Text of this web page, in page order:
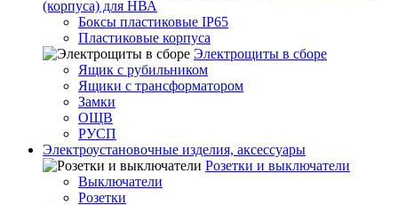
(корпуса) для НВА
Боксы пластиковые IP65
Пластиковые корпуса
Электрощиты в сборе
Ящик с рубильником
Ящики с трансформатором
Замки
ОЩВ
РУСП
Электроустановочные изделия, аксессуары
Розетки и выключатели
Выключатели
Розетки